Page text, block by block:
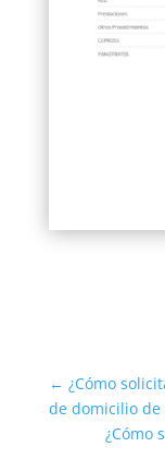
← ¿Cómo
de domicilio de
¿Cómo